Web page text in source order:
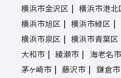
横浜市金沢区
横浜市港北
横浜市旭区
横浜市緑区
横浜市泉区
横浜市青葉区
大和市
綾瀬市 海老名市
茅ヶ崎市
藤沢市 鎌倉市